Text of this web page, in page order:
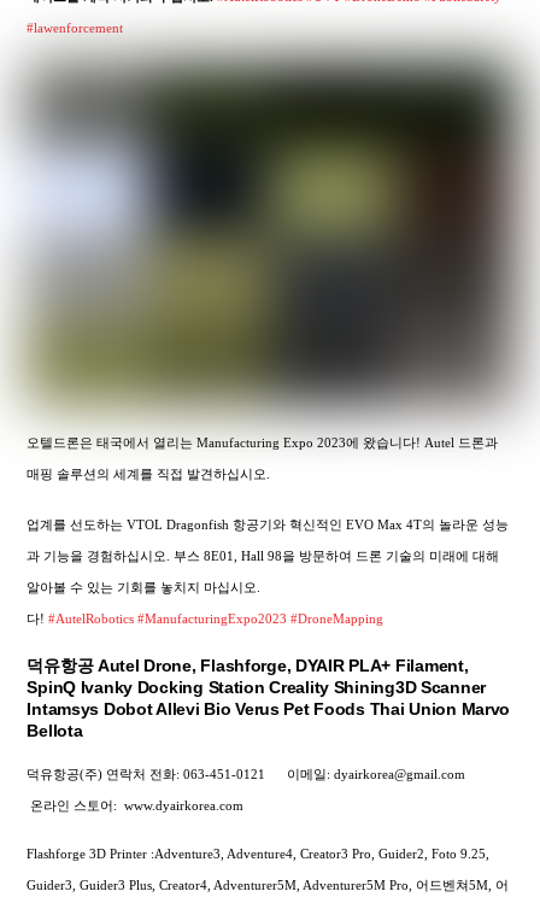
#lawenforcement
오텔드론은 태국에서 열리는 Manufacturing Expo 2023에 왔습니다! Autel 드론과
매핑 솔루션의 세계를 직접 발견하십시오.
업계를 선도하는 VTOL Dragonfish 항공기와 혁신적인 EVO Max 4T의 놀라운 성능
과 기능을 경험하십시오. 부스 8E01, Hall 98을 방문하여 드론 기술의 미래에 대해
알아볼 수 있는 기회를 놓치지 마십시오.
다!#AutelRobotics #ManufacturingExpo2023 #DroneMapping
덕유항공 Autel Drone, Flashforge, DYAIR PLA+ Filament,
SpinQ Ivanky Docking Station Creality Shining3D Scanner
Intamsys Dobot Allevi Bio Verus Pet Foods Thai Union Marvo
Bellota
덕유항공(주) 연락처 전화: 063-451-0121 이메일: dyairkorea@gmail.com
온라인 스토어: www.dyairkorea.com
Flashforge 3D Printer :Adventure3, Adventure4, Creator3 Pro, Guider2, Foto 9.25,
Guider3, Guider3 Plus, Creator4, Adventurer5M, Adventurer5M Pro, 어드벤쳐5M, 어